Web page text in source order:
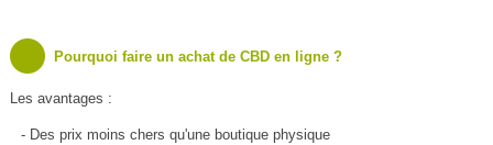
Pourquoi faire un achat de CBD en ligne ?
Les avantages :
- Des prix moins chers qu'une boutique physique